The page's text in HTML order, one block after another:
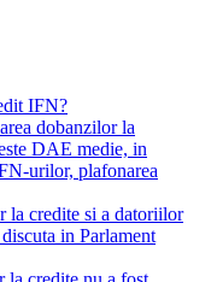
IFN?
dobanzilor la
DAE medie, in
urilor, plafonarea
la credite si a datoriilor
in Parlament